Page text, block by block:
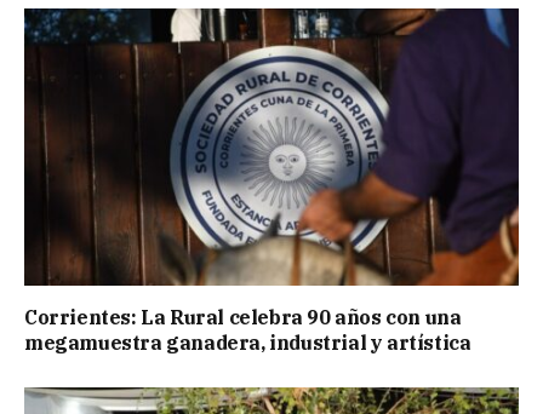
Corrientes: La Rural celebra 90 años con una
megamuestra ganadera, industrial y artística